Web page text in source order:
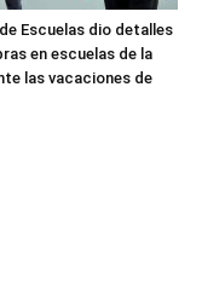
Escuelas dio detalles
en escuelas de la
las vacaciones de